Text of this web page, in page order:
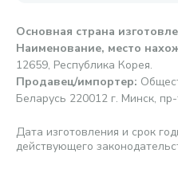
Основная страна
Наименование, место
12659, Республика Корея.
Продавец/импортер:
Беларусь 220012 г. Минск,
Дата изготовления и срок
действующего